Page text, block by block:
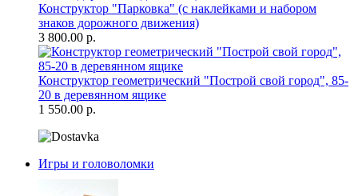
Конструктор "Парковка" (с наклейками и набором
знаков дорожного движения)
3 800.00 р.
Конструктор геометрический "Построй свой город", 85-
20 в деревянном ящике
1 550.00 р.
Игры и головоломки